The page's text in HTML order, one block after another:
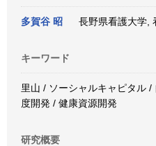
多賀谷 昭 長野県看護大学,
キーワード
里山 / ソーシャルキャピタル
度開発 / 健康資源開発
研究概要